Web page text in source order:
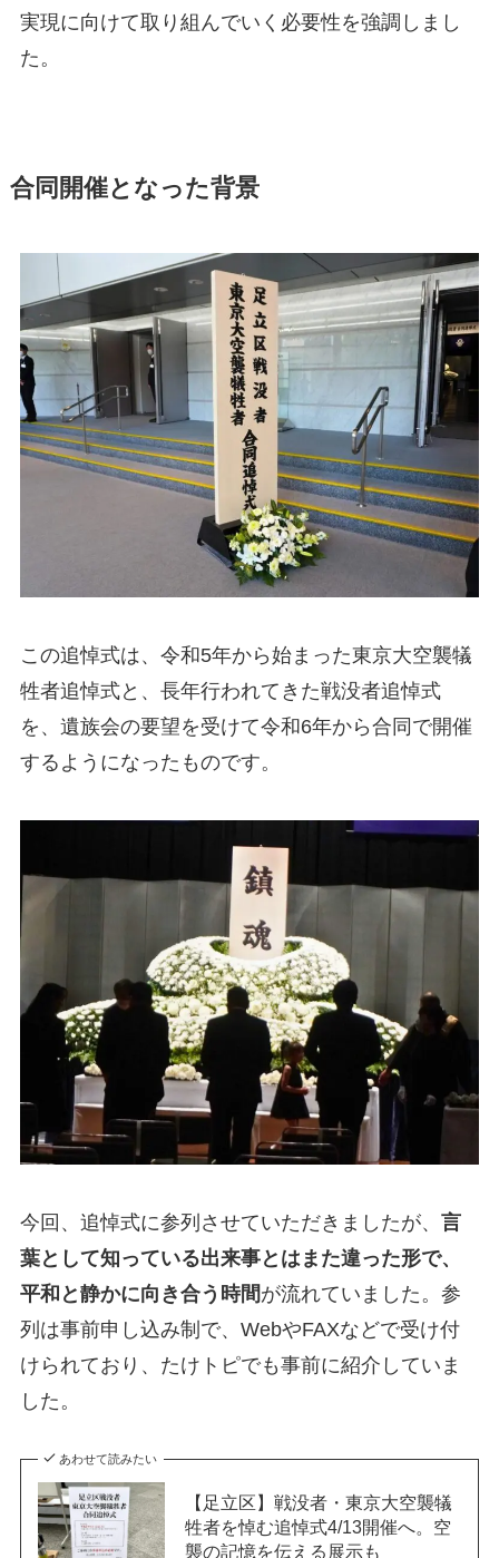
実現に向けて取り組んでいく必要性を強調しまし
た。
合同開催となった背景
この追悼式は、令和5年から始まった東京大空襲犠
牲者追悼式と、長年行われてきた戦没者追悼式
を、遺族会の要望を受けて令和6年から合同で開催
するようになったものです。
今回、追悼式に参列させていただきましたが、 言
葉として知っている出来事とはまた違った形で、
平和と静かに向き合う時間が流れていました。参
列は事前申し込み制で、WebやFAXなどで受け付
けられており、たけトピでも事前に紹介していま
した。
あわせて読みたい
【足立区】戦没者・東京大空襲犠
牲者を悼む追悼式4/13開催へ。空
襲の記憶を伝える展示も